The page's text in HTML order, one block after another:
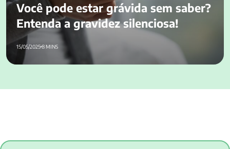
Você pode estar grávida sem saber?
Entenda a gravidez silenciosa!
15/05/20258 MINS